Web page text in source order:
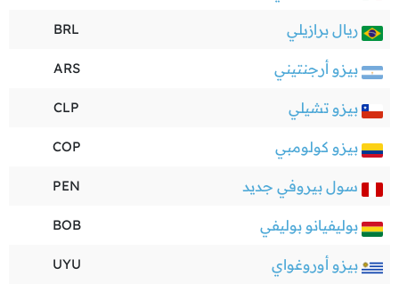
ريال برازيلي BRL
بيزو أرجنتيني ARS
بيزو تشيلي CLP
بيزو كولومبي COP
سول بيروفي جديد PEN
بوليفيانو بوليفي BOB
بيزو أوروغواي UYU